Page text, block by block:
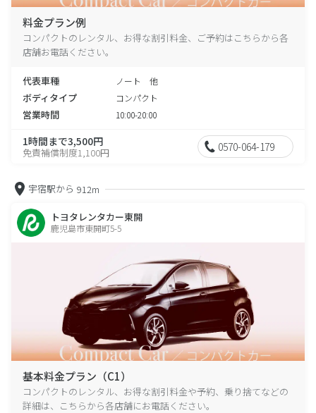
料金プラン例
コンパクトのレンタル、お得な割引料金、ご予約はこちらから各
店舗お電話ください。
代表車種 ノート 他
ボディタイプ コンパクト
営業時間 10:00-20:00
1時間まで3,500円
免責補償制度1,100円 0570-064-179
宇宿駅から 912m
トヨタレンタカー東開
鹿児島市東開町5-5
基本料金プラン（C1）
コンパクトのレンタル、お得な割引料金や予約、乗り捨てなどの
詳細は、こちらから各店舗にお電話ください。